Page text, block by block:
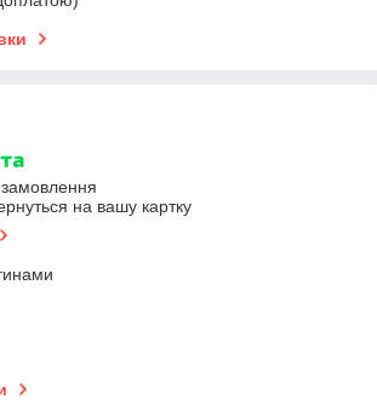
на вашу картку